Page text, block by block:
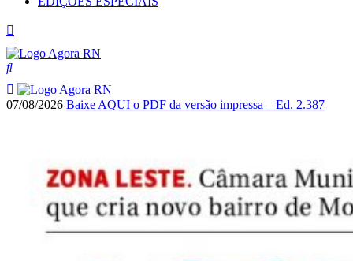
07/08/2026 Baixe AQUI o PDF da versão impressa – Ed. 2.387